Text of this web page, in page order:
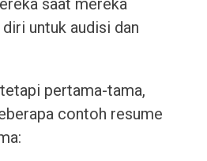
saat mereka
untuk audisi dan
pertama-tama,
contoh resume